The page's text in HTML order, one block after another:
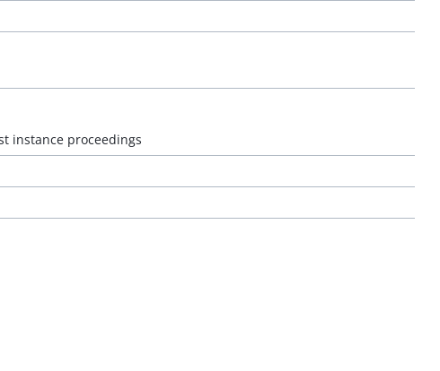
instance proceedings